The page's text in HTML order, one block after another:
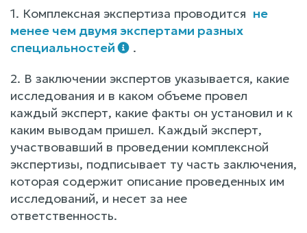
1. Комплексная экспертиза проводится не
менее чем двумя экспертами разных
специальностей
.
2. В заключении экспертов указывается, какие
исследования и в каком объеме провел
каждый эксперт, какие факты он установил и к
каким выводам пришел. Каждый эксперт,
участвовавший в проведении комплексной
экспертизы, подписывает ту часть заключения,
которая содержит описание проведенных им
исследований, и несет за нее
ответственность.